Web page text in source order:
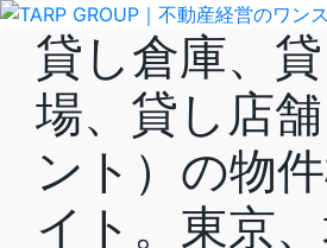
貸し倉庫、
場、貸し店
ント）の物
イト。東京、